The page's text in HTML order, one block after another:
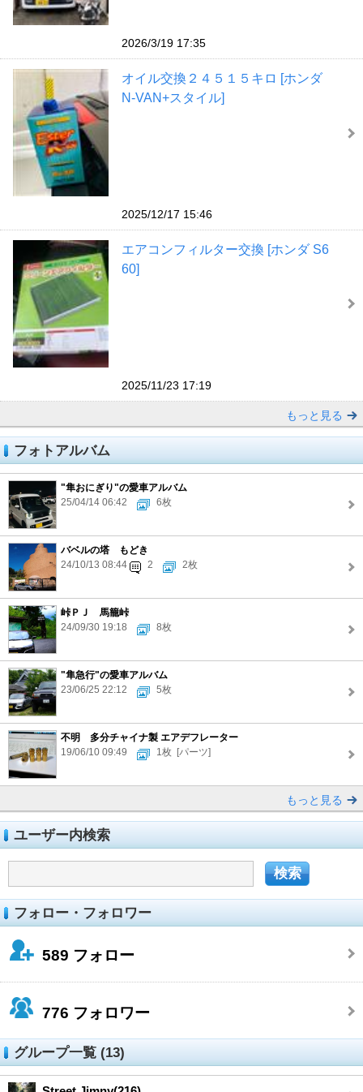
2026/3/19 17:35
オイル交換２４５１５キロ [ホンダ
N-VAN+スタイル]
2025/12/17 15:46
エアコンフィルター交換 [ホンダ S6
60]
2025/11/23 17:19
もっと見る
フォトアルバム
"隼おにぎり"の愛車アルバム
25/04/14 06:42
6枚
バベルの塔 もどき
24/10/13 08:44
2 2枚
峠ＰＪ 馬籠峠
24/09/30 19:18
8枚
"隼急行"の愛車アルバム
23/06/25 22:12
5枚
不明 多分チャイナ製 エアデフレーター
19/06/10 09:49
1枚 [パーツ]
もっと見る
ユーザー内検索
フォロー・フォロワー
589 フォロー
776 フォロワー
グループ一覧 (13)